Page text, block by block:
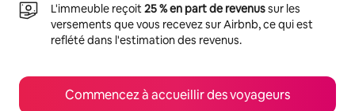
L'immeuble reçoit25 % en part de revenussur les
versements que vous recevez sur Airbnb, ce qui est
reflété dans l'estimation des revenus.
Commencez à accueillir des voyageurs